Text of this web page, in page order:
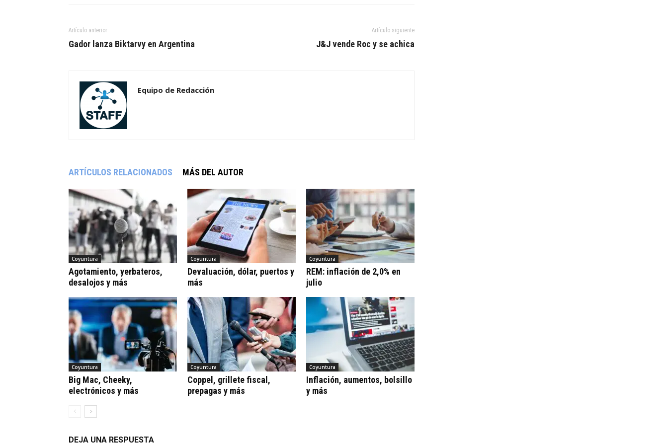
Artículo anterior
Gador lanza Biktarvy en Argentina
Artículo siguiente
J&J vende Roc y se achica
Equipo de Redacción
ARTÍCULOS RELACIONADOS MÁS DEL AUTOR
Coyuntura
Agotamiento, yerbateros,
desalojos y más
Coyuntura
Devaluación, dólar, puertos y
más
Coyuntura
REM: inflación de 2,0% en
julio
Coyuntura
Big Mac, Cheeky,
electrónicos y más
Coyuntura
Coppel, grillete fiscal,
prepagas y más
Coyuntura
Inflación, aumentos, bolsillo
y más
DEJA UNA RESPUESTA